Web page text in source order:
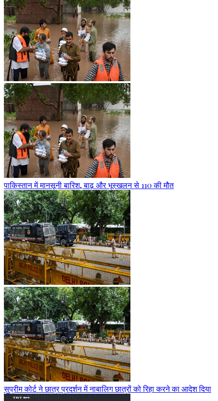
पाकिस्तान में मानसूनी बारिश, बाढ़ और भूस्खलन से 110 की मौत
सुप्रीम कोर्ट ने छात्र प्रदर्शन में नाबालिग छात्रों को रिहा करने का आदेश दिया